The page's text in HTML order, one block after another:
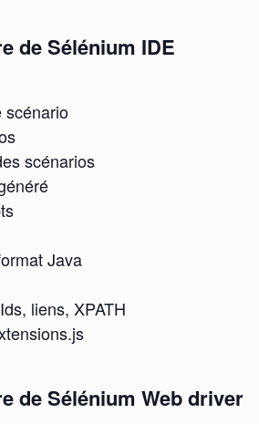
de Sélénium IDE
scénario
scénarios
Java
liens, XPATH
de Sélénium Web driver